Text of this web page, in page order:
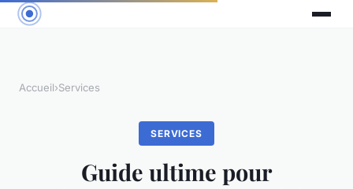
Accueil›Services
SERVICES
Guide ultime pour